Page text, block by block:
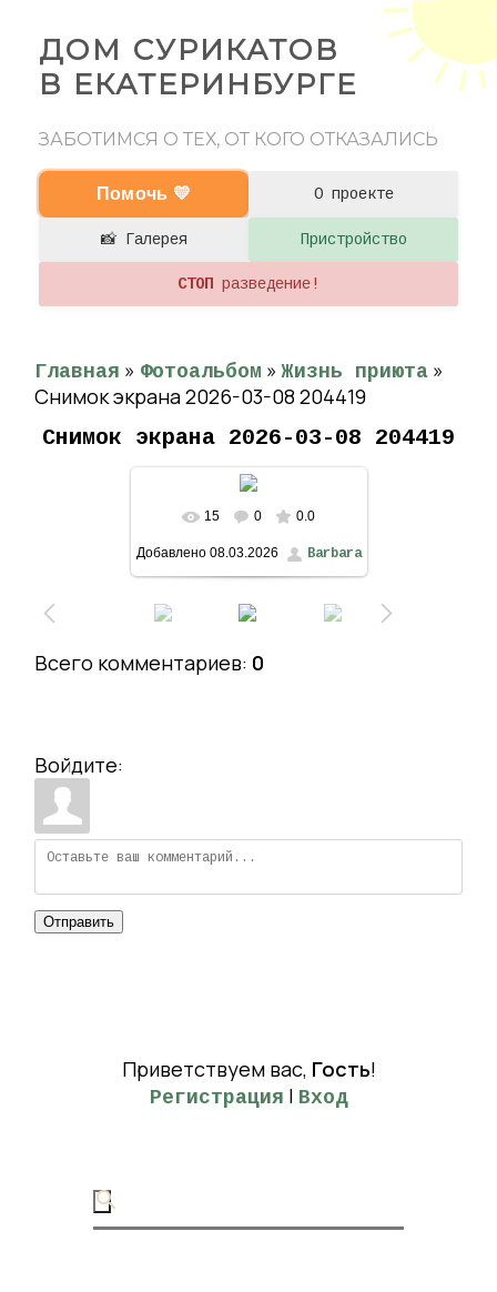
ДОМ СУРИКАТОВ
В ЕКАТЕРИНБУРГЕ
ЗАБОТИМСЯ О ТЕХ, ОТ КОГО ОТКАЗАЛИСЬ
Помочь 💛 О проекте
📸 Галерея Пристройство
СТОП разведение!
Главная » Фотоальбом » Жизнь приюта »
Снимок экрана 2026-03-08 204419
Снимок экрана 2026-03-08 204419
В реальном размере
883x1027/ 1289.0Kb
15 0 0.0
Добавлено08.03.2026 Barbara
Всего комментариев: 0
Войдите:
Отправить
Приветствуем вас, Гость!
Регистрация | Вход